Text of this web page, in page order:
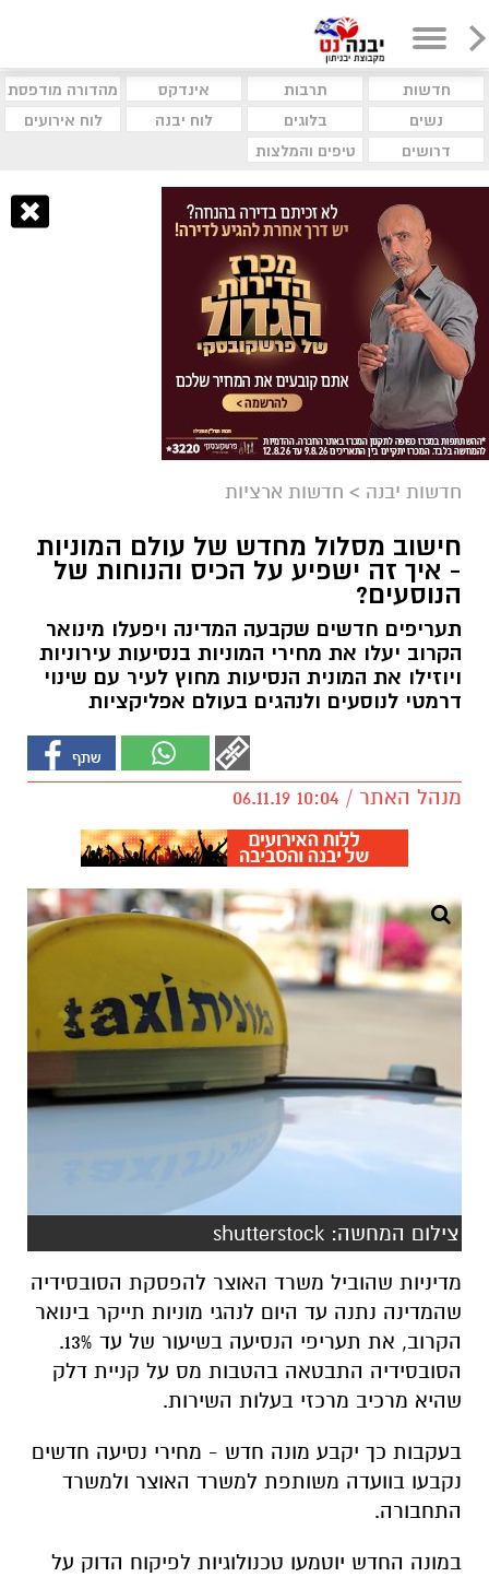
חדשות תרבות אינדקס
מהדורה מודפסת
נשים
בלוגים לוח יבנה
לוח אירועים
דרושים
טיפים והמלצות
חדשות יבנה > חדשות ארציות
חישוב מסלול מחדש של עולם המוניות
- איך זה ישפיע על הכיס והנוחות של
הנוסעים?
תעריפים חדשים שקבעה המדינה ויפעלו מינואר
הקרוב יעלו את מחירי המוניות בנסיעות עירוניות
ויוזילו את המונית הנסיעות מחוץ לעיר עם שינוי
דרמטי לנוסעים ולנהגים בעולם אפליקציות
מנהל האתר / 10:04 06.11.19
צילום המחשה: shutterstock
מדיניות שהוביל משרד האוצר להפסקת הסובסידיה
שהמדינה נתנה עד היום לנהגי מוניות תייקר בינואר
הקרוב, את תעריפי הנסיעה בשיעור של עד 13%.
הסובסידיה התבטאה בהטבות מס על קניית דלק
שהיא מרכיב מרכזי בעלות השירות.
בעקבות כך יקבע מונה חדש - מחירי נסיעה חדשים
נקבעו בוועדה משותפת למשרד האוצר ולמשרד
התחבורה.
במונה החדש יוטמעו טכנולוגיות לפיקוח הדוק על